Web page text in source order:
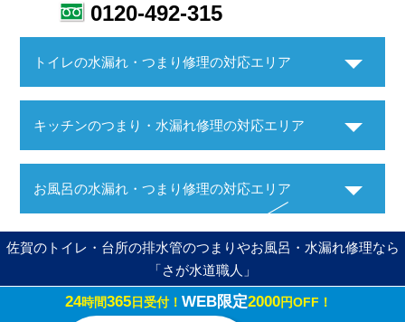
0120-492-315
トイレの水漏れ・つまり修理の対応エリア
キッチンのつまり・水漏れ修理の対応エリア
お風呂の水漏れ・つまり修理の対応エリア
佐賀のトイレ・台所の排水管のつまりやお風呂・水漏れ修理なら
「さが水道職人」
Copyright ©さが水道職人. All Rights Reserved.
24時間365日受付！ WEB限定2000円OFF！